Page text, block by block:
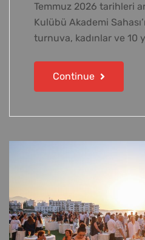
Temmuz 2026 tarihleri
Kulübü Akademi
turnuva, kadınlar ve 10
Continue